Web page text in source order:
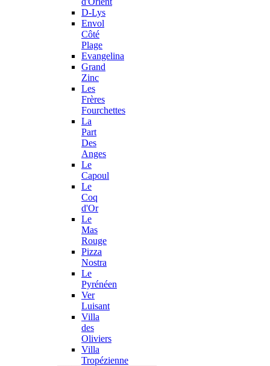
D-Lys
Envol
Côté
Plage
Evangelina
Grand
Zinc
Les
Frères
Fourchettes
La
Part
Des
Anges
Le
Capoul
Le
Coq
d'Or
Le
Mas
Rouge
Pizza
Nostra
Le
Pyrénéen
Ver
Luisant
Villa
des
Oliviers
Villa
Tropézienne